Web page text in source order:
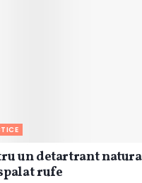
un detartrant
rufe